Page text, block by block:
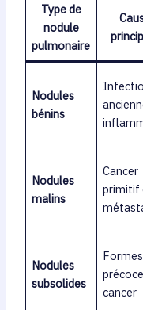
Type de
nodule
pulmonaire
Nodules
bénins
Nodules
malins
Cancer
primitif
Nodules
subsolides
Formes
cancer